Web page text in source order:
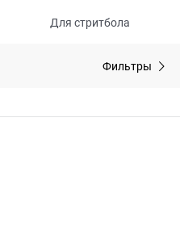
Для стритбола
Фильтры